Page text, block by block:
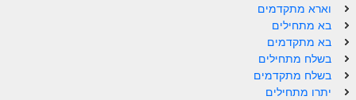
ספר הזוהר – שמות
הזוהר הקדוש שמות מתחילים
הזוהר הקדוש שמות מתקדמים
וארא מתקדמים
בא מתחילים
בא מתקדמים
בשלח מתחילים
בשלח מתקדמים
יתרו מתחילים